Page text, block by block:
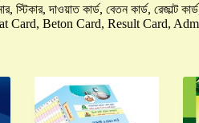
স্টিকার, দাওয়াত কার্ড, বেতন কার্ড,
Card, Beton Card, Result Card,